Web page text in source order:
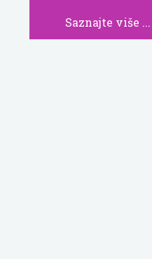
Saznajte više ...